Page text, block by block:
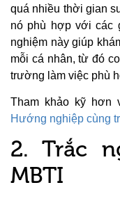
quá nhiều thời gian
nó phù hợp với các
nghiệm này giúp
mỗi cá nhân, từ đó
trường làm việc phù
Tham khảo kỹ hơn
Hướng nghiệp cùng
2. Trắc
MBTI